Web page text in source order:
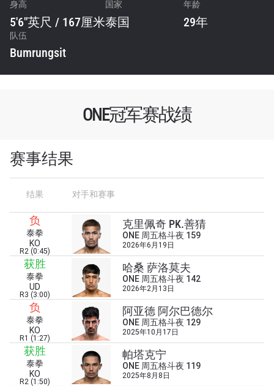
身高
5'6"英尺 / 167厘米
国家
泰国
年龄
29年
队伍
Bumrungsit
ONE冠军赛战绩
赛事结果
结果 对手和赛事
负
泰拳
KO
R2 (0:45)
克里佩奇 PK.善猜
ONE 周五格斗夜 159
2026年6月19日
获胜
泰拳
UD
R3 (3:00)
哈桑 萨洛莫夫
ONE 周五格斗夜 142
2026年2月13日
负
泰拳
KO
R1 (1:27)
阿亚德 阿尔巴德尔
ONE 周五格斗夜 129
2025年10月17日
获胜
泰拳
KO
R2 (1:50)
帕塔克宁
ONE 周五格斗夜 119
2025年8月8日
浏览了解更多